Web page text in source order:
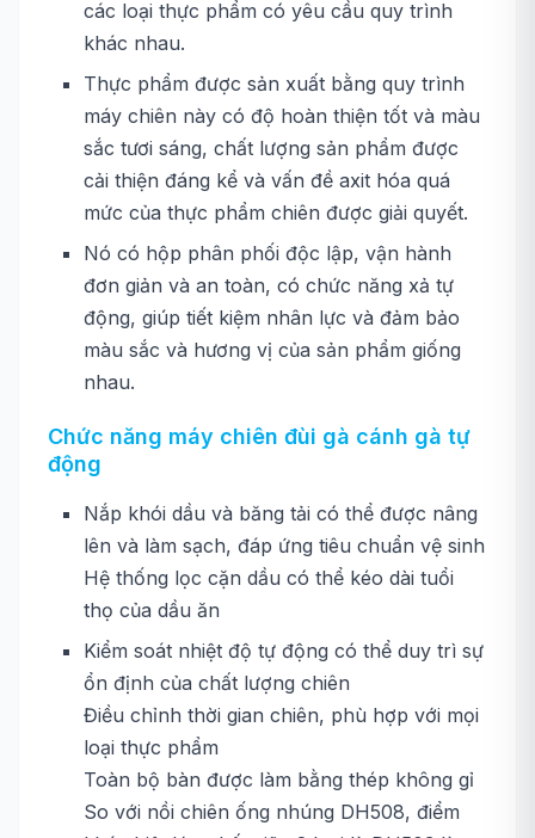
các loại thực phẩm có yêu cầu quy trình
khác nhau.
Thực phẩm được sản xuất bằng quy trình
máy chiên này có độ hoàn thiện tốt và màu
sắc tươi sáng, chất lượng sản phẩm được
cải thiện đáng kể và vấn đề axit hóa quá
mức của thực phẩm chiên được giải quyết.
Nó có hộp phân phối độc lập, vận hành
đơn giản và an toàn, có chức năng xả tự
động, giúp tiết kiệm nhân lực và đảm bảo
màu sắc và hương vị của sản phẩm giống
nhau.
Chức năng máy chiên đùi gà cánh gà tự
động
Nắp khói dầu và băng tải có thể được nâng
lên và làm sạch, đáp ứng tiêu chuẩn vệ sinh
Hệ thống lọc cặn dầu có thể kéo dài tuổi
thọ của dầu ăn
Kiểm soát nhiệt độ tự động có thể duy trì sự
ổn định của chất lượng chiên
Điều chỉnh thời gian chiên, phù hợp với mọi
loại thực phẩm
Toàn bộ bàn được làm bằng thép không gỉ
So với nồi chiên ống nhúng DH508, điểm